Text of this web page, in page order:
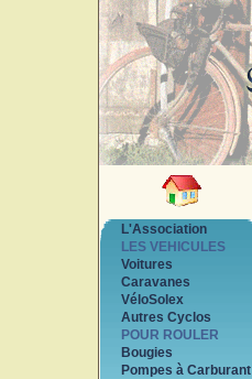
L'Association
LES VEHICULES
Voitures
Caravanes
VéloSolex
Autres Cyclos
POUR ROULER
Bougies
Pompes à Carburant